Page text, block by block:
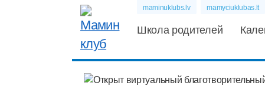
maminuklubs.lv mamyciuklubas.lt
Школа родителей